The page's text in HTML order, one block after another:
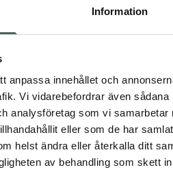
Information
anpassa innehållet och
Vi vidarebefordrar även
analysföretag som vi
eller som de har
helst ändra eller återkalla ditt
av behandling som skett
Få
Din